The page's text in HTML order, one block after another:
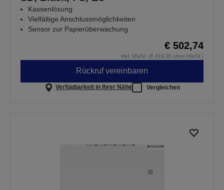
Kassenlösung
Vielfältige Anschlussmöglichkeiten
Sensor zur Papierüberwachung
€ 502,74
inkl. MwSt. (€ 418,95 ohne MwSt.)
Rückruf vereinbaren
Verfügbarkeit in Ihrer Nähe Vergleichen